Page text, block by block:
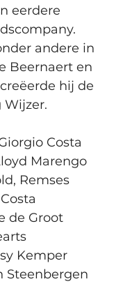
eerdere
andere in
Beernaert en
hij de
Costa
Marengo
Remses
de Groot
Kemper
Steenbergen